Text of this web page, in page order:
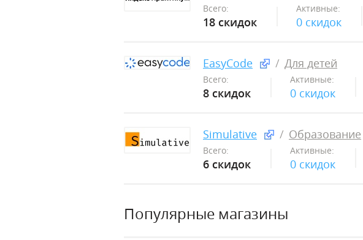
Всего:
18 скидок
Активные:
0 скидок
EasyCode Для детей
Всего:
8 скидок
Активные:
0 скидок
Simulative Образование
Всего:
6 скидок
Активные:
0 скидок
Популярные магазины